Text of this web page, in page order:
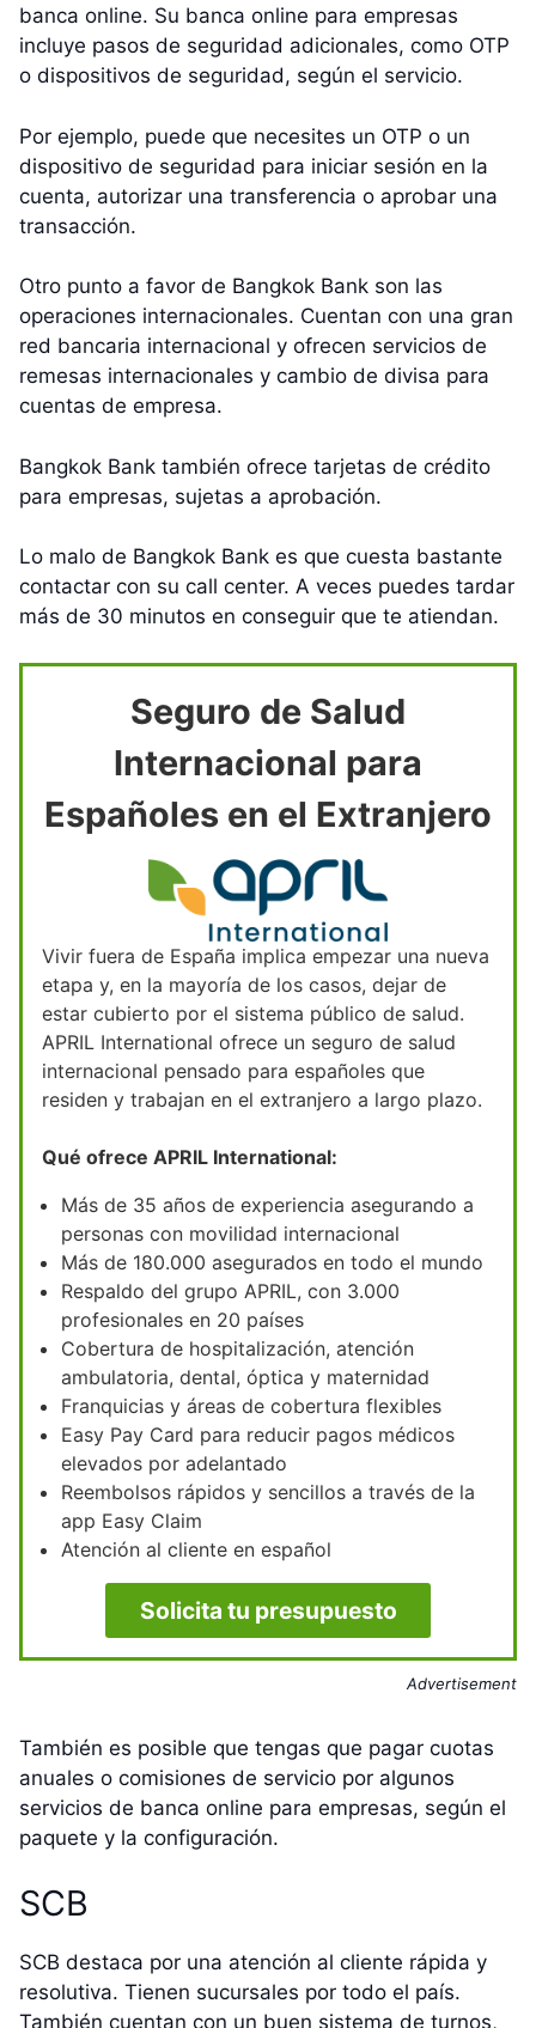
banca online. Su banca online para empresas
incluye pasos de seguridad adicionales, como OTP
o dispositivos de seguridad, según el servicio.
Por ejemplo, puede que necesites un OTP o un
dispositivo de seguridad para iniciar sesión en la
cuenta, autorizar una transferencia o aprobar una
transacción.
Otro punto a favor de Bangkok Bank son las
operaciones internacionales. Cuentan con una gran
red bancaria internacional y ofrecen servicios de
remesas internacionales y cambio de divisa para
cuentas de empresa.
Bangkok Bank también ofrece tarjetas de crédito
para empresas, sujetas a aprobación.
Lo malo de Bangkok Bank es que cuesta bastante
contactar con su call center. A veces puedes tardar
más de 30 minutos en conseguir que te atiendan.
Seguro de Salud
Internacional para
Españoles en el Extranjero
Vivir fuera de España implica empezar una nueva
etapa y, en la mayoría de los casos, dejar de
estar cubierto por el sistema público de salud.
APRIL International ofrece un seguro de salud
internacional pensado para españoles que
residen y trabajan en el extranjero a largo plazo.
Qué ofrece APRIL International:
Más de 35 años de experiencia asegurando a
personas con movilidad internacional
Más de 180.000 asegurados en todo el mundo
Respaldo del grupo APRIL, con 3.000
profesionales en 20 países
Cobertura de hospitalización, atención
ambulatoria, dental, óptica y maternidad
Franquicias y áreas de cobertura flexibles
Easy Pay Card para reducir pagos médicos
elevados por adelantado
Reembolsos rápidos y sencillos a través de la
app Easy Claim
Atención al cliente en español
Solicita tu presupuesto
Advertisement
También es posible que tengas que pagar cuotas
anuales o comisiones de servicio por algunos
servicios de banca online para empresas, según el
paquete y la configuración.
SCB
SCB destaca por una atención al cliente rápida y
resolutiva. Tienen sucursales por todo el país.
También cuentan con un buen sistema de turnos,